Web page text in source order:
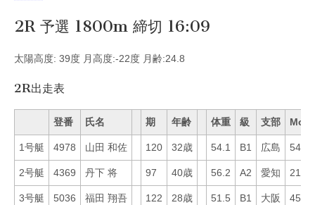
2R 予選 1800m 締切 16:09
太陽高度: 39度 月高度:-22度 月齢:24.8
2R出走表
登番 氏名 期 年齢 体重 級 支部 Mo
1号艇 4978 山田 和佐 120 32歳 54.1 B1 広島 54
2号艇 4369 丹下 将 97 40歳 56.2 A2 愛知 21
3号艇 5036 福田 翔吾 122 28歳 51.5 B1 大阪 45